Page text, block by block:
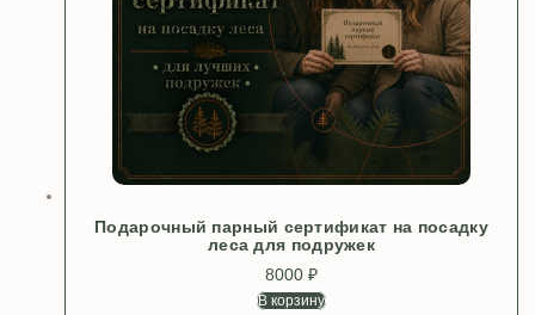
Подарочный парный сертификат на посадку
леса для подружек
8000 ₽
В корзину